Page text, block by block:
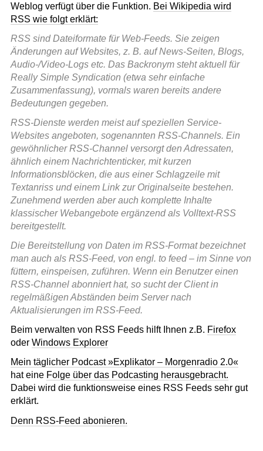
Weblog verfügt über die Funktion. Bei Wikipedia wird
RSS wie folgt erklärt:
RSS sind Dateiformate für Web-Feeds. Sie zeigen
Änderungen auf Websites, z. B. auf News-Seiten, Blogs,
Audio-/Video-Logs etc. Das Backronym steht aktuell für
Really Simple Syndication (etwa sehr einfache
Zusammenfassung), vormals waren bereits andere
Bedeutungen gegeben.
RSS-Dienste werden meist auf speziellen Service-
Websites angeboten, sogenannten RSS-Channels. Ein
gewöhnlicher RSS-Channel versorgt den Adressaten,
ähnlich einem Nachrichtenticker, mit kurzen
Informationsblöcken, die aus einer Schlagzeile mit
Textanriss und einem Link zur Originalseite bestehen.
Zunehmend werden aber auch komplette Inhalte
klassischer Webangebote ergänzend als Volltext-RSS
bereitgestellt.
Die Bereitstellung von Daten im RSS-Format bezeichnet
man auch als RSS-Feed, von engl. to feed – im Sinne von
füttern, einspeisen, zuführen. Wenn ein Benutzer einen
RSS-Channel abonniert hat, so sucht der Client in
regelmäßigen Abständen beim Server nach
Aktualisierungen im RSS-Feed.
Beim verwalten von RSS Feeds hilft Ihnen z.B. Firefox
oder Windows Explorer
Mein täglicher Podcast »Explikator – Morgenradio 2.0«
hat eine Folge über das Podcasting herausgebracht.
Dabei wird die funktionsweise eines RSS Feeds sehr gut
erklärt.
Denn RSS-Feed abonieren.